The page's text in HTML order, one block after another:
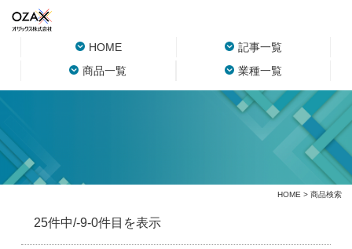
HOME
記事一覧
商品一覧
業種一覧
HOME > 商品検索
25件中/-9-0件目を表示